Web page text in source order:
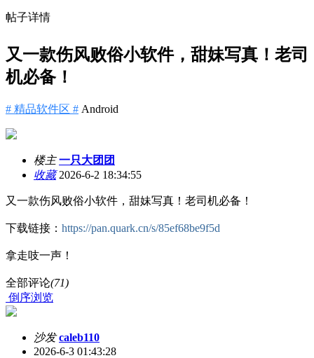
帖子详情
又一款伤风败俗小软件，甜妹写真！老司
机必备！
# 精品软件区 # Android
楼主 一只大团团
收藏2026-6-2 18:34:55
又一款伤风败俗小软件，甜妹写真！老司机必备！
下载链接： https://pan.quark.cn/s/85ef68be9f5d
拿走吱一声！
全部评论(71)
倒序浏览
沙发 caleb110
2026-6-3 01:43:28